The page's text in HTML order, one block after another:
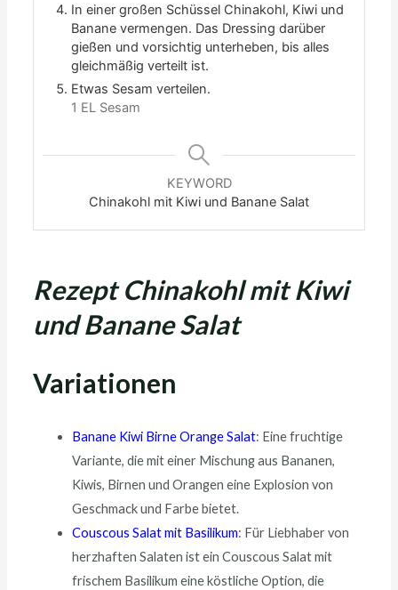
In einer großen Schüssel Chinakohl, Kiwi und
Banane vermengen. Das Dressing darüber
gießen und vorsichtig unterheben, bis alles
gleichmäßig verteilt ist.
Etwas Sesam verteilen.
1 EL Sesam
KEYWORD
Chinakohl mit Kiwi und Banane Salat
Rezept Chinakohl mit Kiwi
und Banane Salat
Variationen
Banane Kiwi Birne Orange Salat: Eine fruchtige
Variante, die mit einer Mischung aus Bananen,
Kiwis, Birnen und Orangen eine Explosion von
Geschmack und Farbe bietet.
Couscous Salat mit Basilikum: Für Liebhaber von
herzhaften Salaten ist ein Couscous Salat mit
frischem Basilikum eine köstliche Option, die